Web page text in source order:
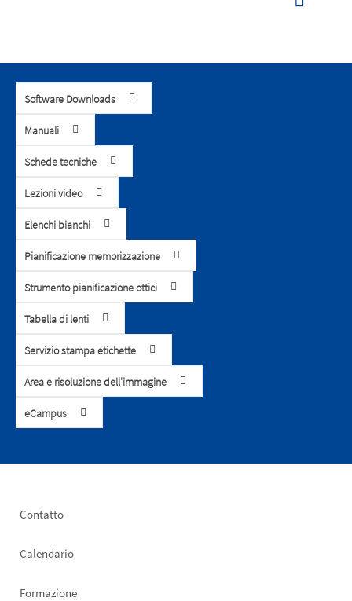
Software Downloads
Manuali
Schede tecniche
Lezioni video
Elenchi bianchi
Pianificazione memorizzazione
Strumento pianificazione ottici
Tabella di lenti
Servizio stampa etichette
Area e risoluzione dell'immagine
eCampus
Footer
Contatto
Calendario
Formazione